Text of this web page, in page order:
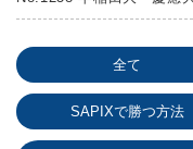
全て
SAPIXで勝つ方法